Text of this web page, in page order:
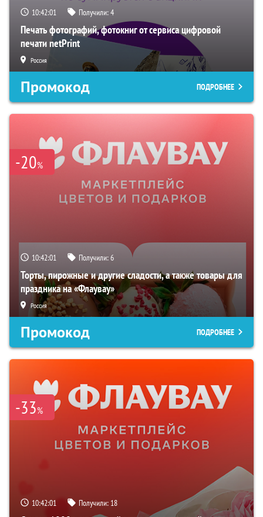
10:42:00 Получили:4
Печать фотографий, фотокниг от сервиса цифровой
печати netPrint
Россия
Промокод ПОДРОБНЕЕ
-20%
10:42:00 Получили:6
Торты, пирожные и другие сладости, а также товары для
праздника на «Флаувау»
Россия
Промокод ПОДРОБНЕЕ
-33%
10:42:00 Получили: 18